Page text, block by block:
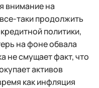
внимание на
таки продолжить
политики,
на фоне обвала
не смущает факт, что
активов
как инфляция